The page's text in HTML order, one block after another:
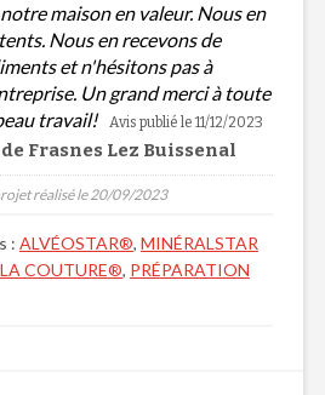
maison en valeur. Nous en
Nous en recevons de
et n'hésitons pas à
Un grand merci à toute
travail!
Avis publié le 11/12/2023
de Frasnes Lez Buissenal
réalisé le 20/09/2023
: ALVÉOSTAR®, MINÉRALSTAR
LA COUTURE®, PRÉPARATION